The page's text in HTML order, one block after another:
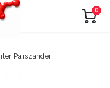
0
Paliszander